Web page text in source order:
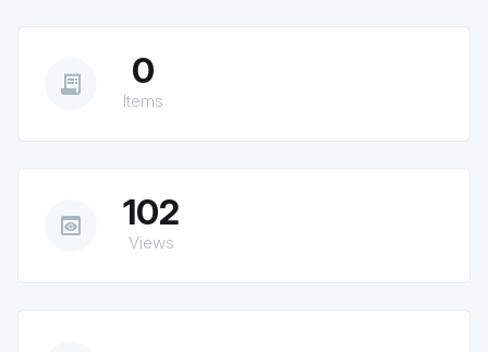
receipt_long 0
Items
preview 102
Views